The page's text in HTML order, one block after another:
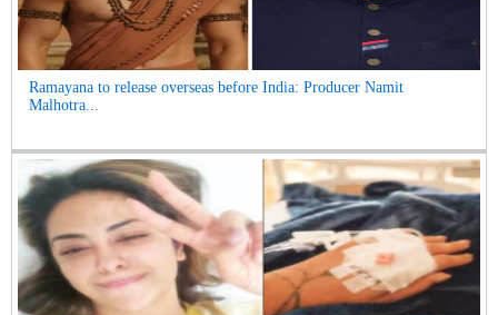
Ramayana to release overseas before India: Producer Namit
Malhotra...